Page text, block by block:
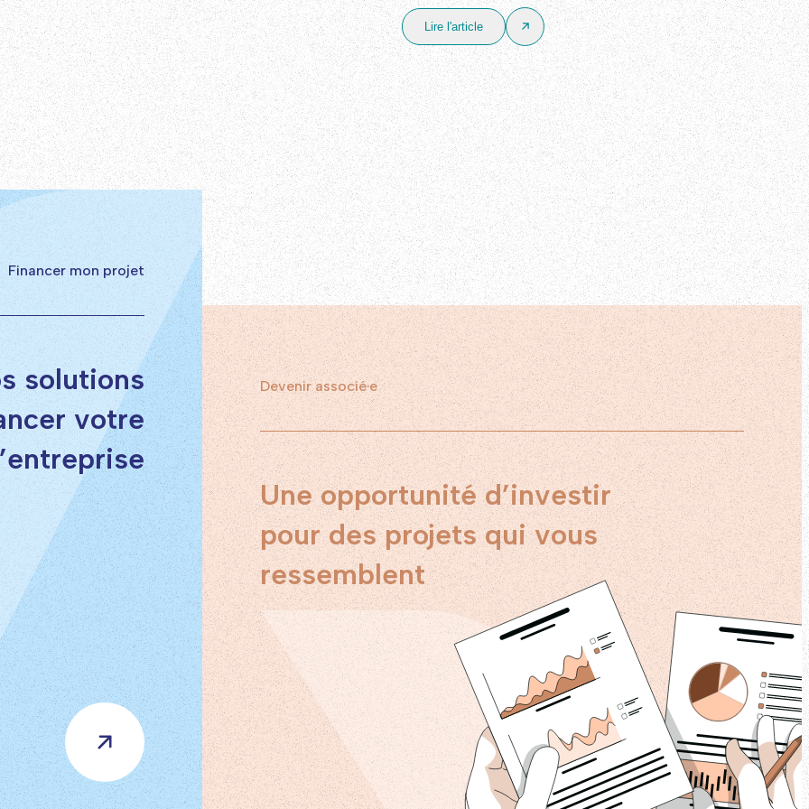
Lire l'article
Financer mon projet
solutions
votre
Devenir associé·e
Une opportunité d’investir
pour des projets qui vous
ressemblent